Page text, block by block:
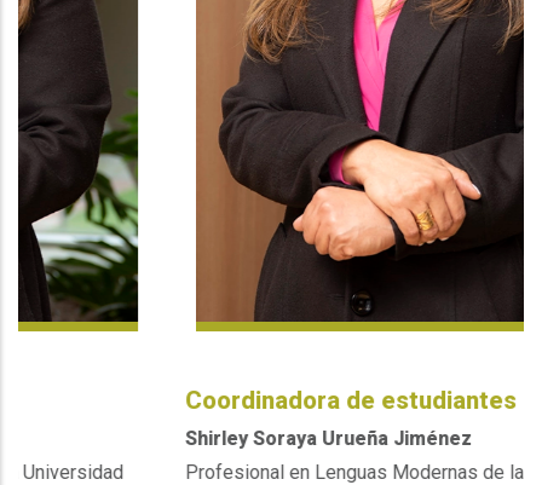
Coordinadora de estudiantes
Shirley Soraya Urueña Jiménez
Profesional en Lenguas Modernas de la Universidad